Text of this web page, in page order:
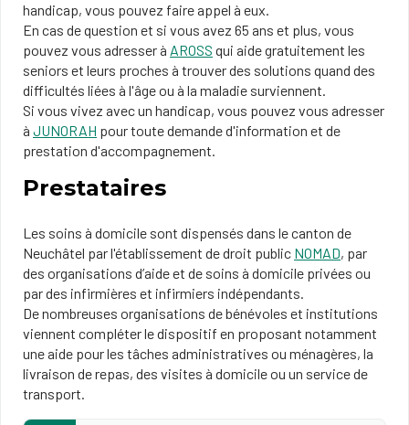
handicap, vous pouvez faire appel à eux.
En cas de question et si vous avez 65 ans et plus, vous
pouvez vous adresser à AROSS qui aide gratuitement les
seniors et leurs proches à trouver des solutions quand des
difficultés liées à l'âge ou à la maladie surviennent.
Si vous vivez avec un handicap, vous pouvez vous adresser
à JUNORAH pour toute demande d'information et de
prestation d'accompagnement.
Prestataires
Les soins à domicile sont dispensés dans le canton de
Neuchâtel par l'établissement de droit public NOMAD, par
des organisations d’aide et de soins à domicile privées ou
par des infirmières et infirmiers indépendants.
De nombreuses organisations de bénévoles et institutions
viennent compléter le dispositif en proposant notamment
une aide pour les tâches administratives ou ménagères, la
livraison de repas, des visites à domicile ou un service de
transport.